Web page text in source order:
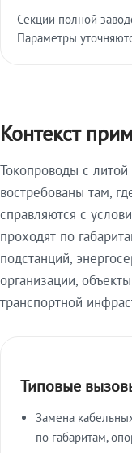
Секции полной
Параметры
Контекст
Токопроводы с литой
востребованы там,
справляются с
проходят по
подстанций,
организации,
транспортной
Типовые
Замена
по габаритам,